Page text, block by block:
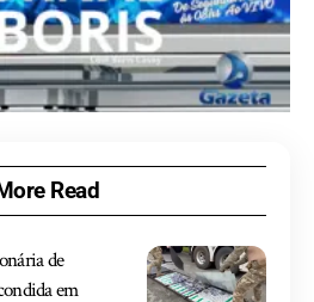
Read
de
em